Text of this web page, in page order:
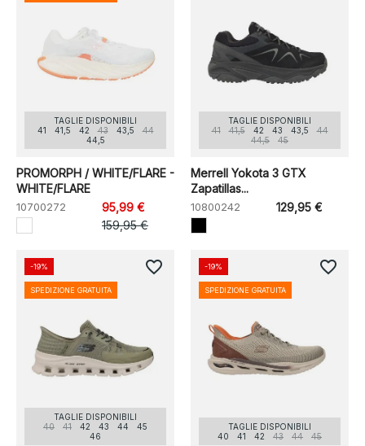
TAGLIE DISPONIBILI
41
41,5 42 43 43,5
44
44,5
PROMORPH / WHITE/FLARE -
WHITE/FLARE
10700272
95,99 €
159,95 €
TAGLIE DISPONIBILI
41
41,5 42 43 43,5
44
44,5
45
Merrell Yokota 3 GTX
Zapatillas...
10800242 129,95 €
TAGLIE DISPONIBILI
40
41 42 43 44
45
46
-19%
SPEDIZIONE GRATUITA
favorite_border
TAGLIE DISPONIBILI
40
41 42 43 44 45
-19%
SPEDIZIONE GRATUITA
favorite_border